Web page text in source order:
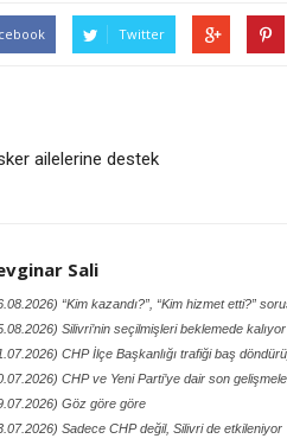
Twitter
ailelerine destek
Sali
“Kim kazandı?”, “Kim hizmet etti?”
Silivri’nin seçilmişleri beklemede kalıyor
CHP İlçe Başkanlığı trafiği baş
CHP ve Yeni Parti’ye dair son
Göz göre göre
Sadece CHP değil, Silivri de etkileniyor